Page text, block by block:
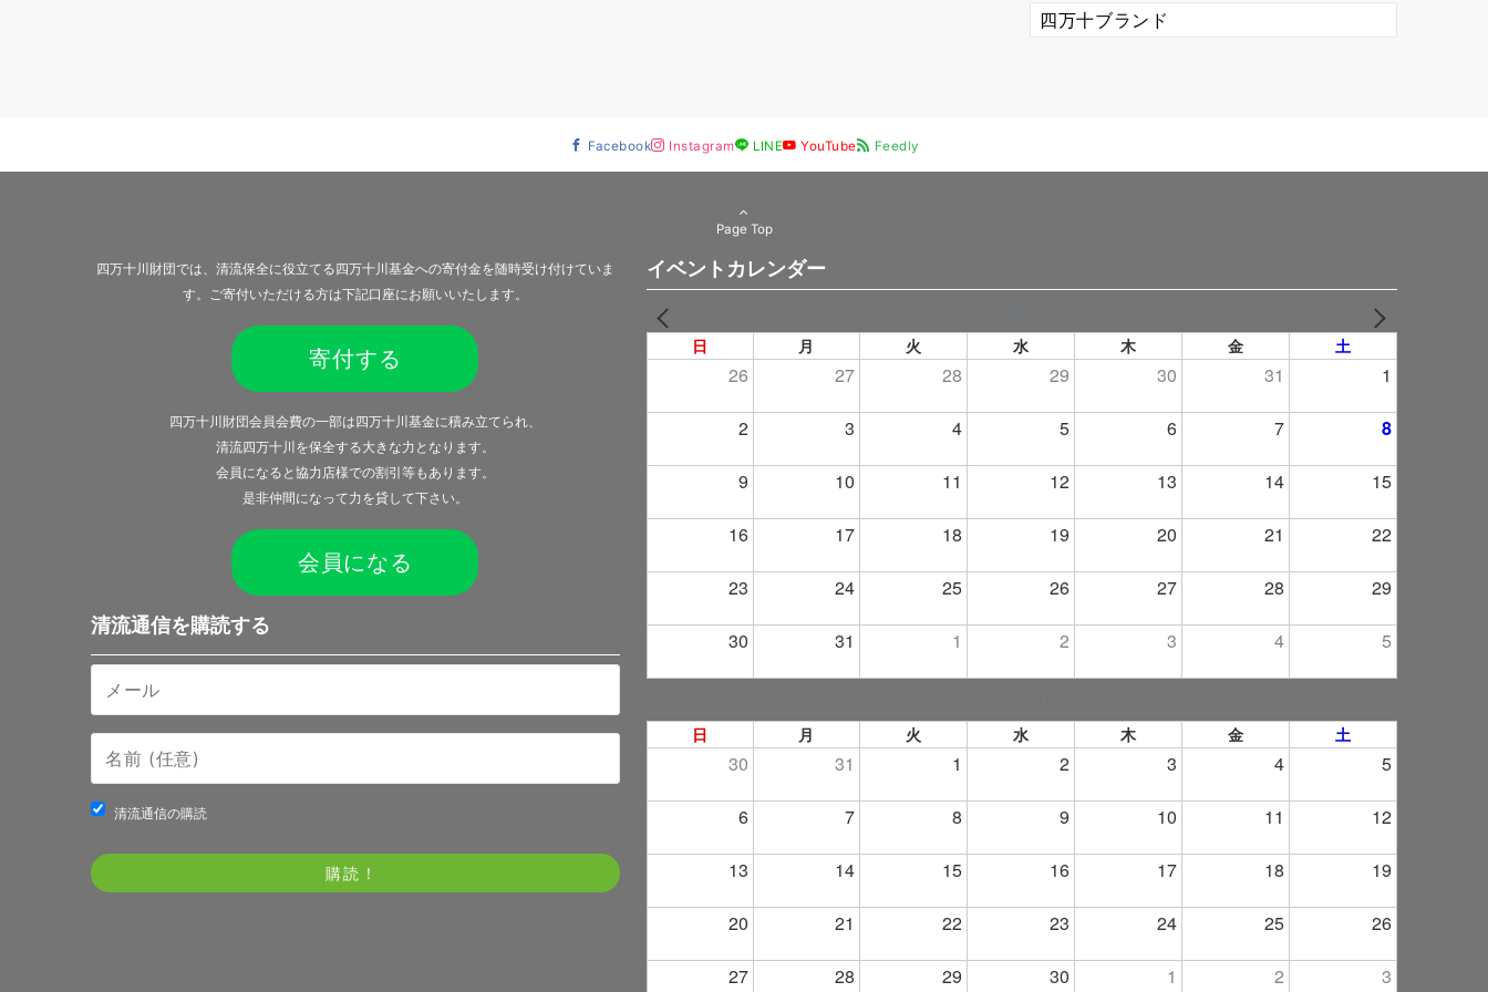
カ
テ
Facebook Instagram LINE YouTube Feedly
Page Top
四万十川財団では、清流保全に役立てる四万十川基金への寄付金を随時受け付けていま
す。ご寄付いただける方は下記口座にお願いいたします。
寄付する
四万十川財団会員会費の一部は四万十川基金に積み立てられ、
清流四万十川を保全する大きな力となります。
会員になると 協力店様での割引等もあります。
是非仲間になって力を貸して下さい。
会員になる
清流通信を購読する
清流通信の購読
イベントカレンダー
日 月 火 水 木 金 土
26 27 28 29 30 31 1
2 3 4 5 6 7 8
9 10 11 12 13 14 15
16 17 18 19 20 21 22
23 24 25 26 27 28 29
30 31 1 2 3 4 5
日 月 火 水 木 金 土
30 31 1 2 3 4 5
6 7 8 9 10 11 12
13 14 15 16 17 18 19
20 21 22 23 24 25 26
27 28 29 30 1 2 3